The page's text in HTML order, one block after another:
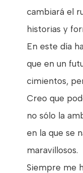
cambiará el
historias y
En este día
que en un
cimientos,
Creo que
no sólo la
en la que se
maravillosos.
Siempre me